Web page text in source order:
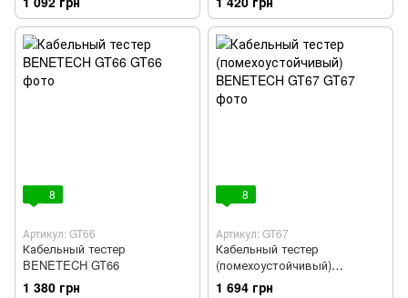
8
Артикул: GT66
Кабельный тестер
BENETECH GT66
1 380 грн
8
Артикул: GT67
Кабельный тестер
(помехоустойчивый)
BENETECH GT67
1 694 грн